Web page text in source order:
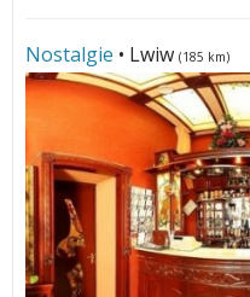
Nostalgie • Lwiw (185 km)